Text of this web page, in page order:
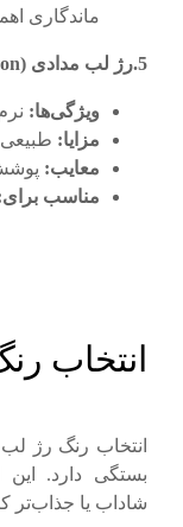
ماندگاری
5.رژ لب مدادی (Lip Crayon)
ویژگی‌ها:
مزایا:
معایب:
مناسب برای
انتخاب
انتخاب رنگ رژ
بستگی دارد. این
شاداب یا جذاب‌تر